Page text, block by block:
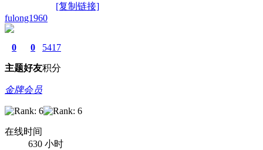
[复制链接]
fulong1960
0
主题
0
好友
5417
积分
金牌会员
在线时间
630 小时